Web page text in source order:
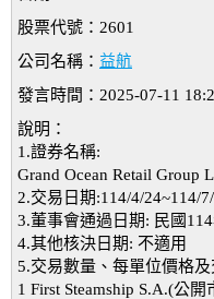
股票代號：2601
公司名稱： 益航
發言時間：2025-07-11
說明：
1.證券名稱:
Grand Ocean Retail Group
2.交易日期:114/4/24~114/7/
3.董事會通過日期: 民國
4.其他核決日期: 不適用
5.交易數量、每單位價格
1 First Steamship S.A.(公開